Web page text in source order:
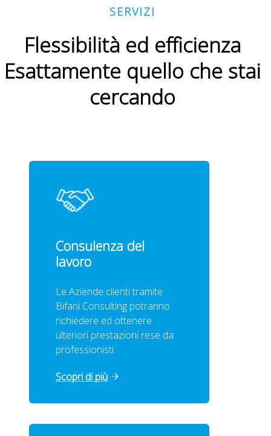
SERVIZI
Flessibilità ed efficienza
Esattamente quello che stai
cercando
Consulenza del
lavoro
Le Aziende clienti tramite
Bifani Consulting potranno
richiedere ed ottenere
ulteriori prestazioni rese da
professionisti.
Scopri di più